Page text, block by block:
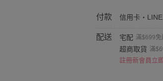
付款 信用卡・
配送 宅配 滿$699免
超商取貨 滿
註冊新會員立